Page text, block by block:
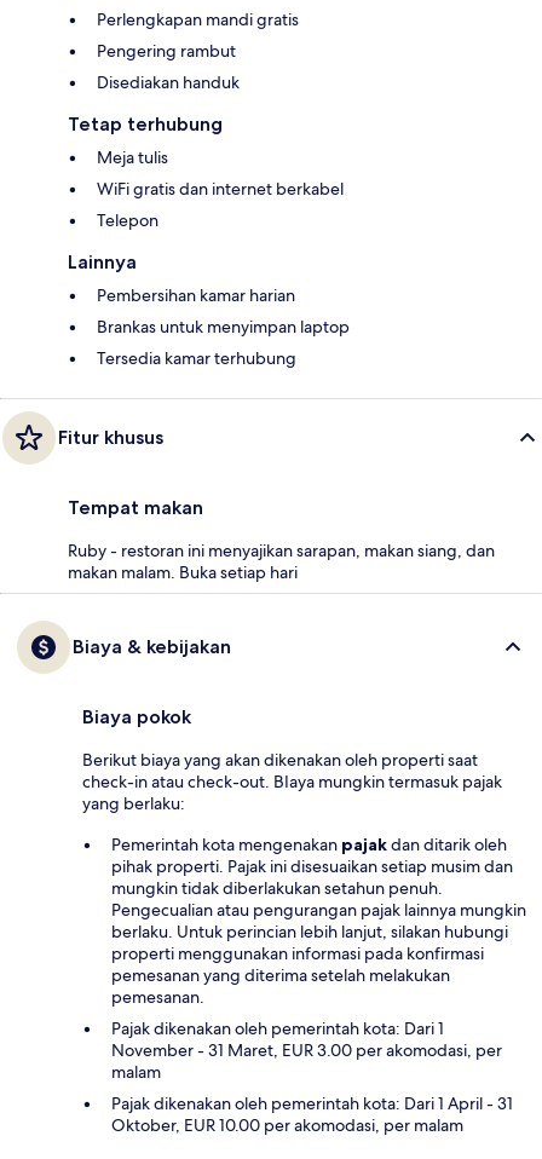
Perlengkapan mandi gratis
Pengering rambut
Disediakan handuk
Tetap terhubung
Meja tulis
WiFi gratis dan internet berkabel
Telepon
Lainnya
Pembersihan kamar harian
Brankas untuk menyimpan laptop
Tersedia kamar terhubung
Fitur khusus
Tempat makan
Ruby - restoran ini menyajikan sarapan, makan siang, dan
makan malam. Buka setiap hari
Biaya & kebijakan
Biaya pokok
Berikut biaya yang akan dikenakan oleh properti saat
check-in atau check-out. BIaya mungkin termasuk pajak
yang berlaku:
Pemerintah kota mengenakan pajakdan ditarik oleh
pihak properti. Pajak ini disesuaikan setiap musim dan
mungkin tidak diberlakukan setahun penuh.
Pengecualian atau pengurangan pajak lainnya mungkin
berlaku. Untuk perincian lebih lanjut, silakan hubungi
properti menggunakan informasi pada konfirmasi
pemesanan yang diterima setelah melakukan
pemesanan.
Pajak dikenakan oleh pemerintah kota: Dari 1
November - 31 Maret, EUR 3.00 per akomodasi, per
malam
Pajak dikenakan oleh pemerintah kota: Dari 1 April - 31
Oktober, EUR 10.00 per akomodasi, per malam